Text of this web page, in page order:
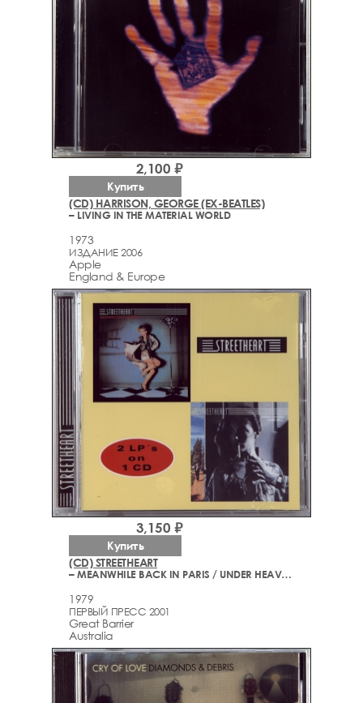
(CD) HARRISON, GEORGE (EX-BEATLES)
– LIVING IN THE MATERIAL WORLD
1973
ИЗДАНИЕ 2006
Apple
England & Europe
2,100 ₽
Купить
(CD) STREETHEART
– MEANWHILE BACK IN PARIS / UNDER HEAVEN OVER HELL (1978-1979)
1979
ПЕРВЫЙ ПРЕСС 2001
Great Barrier
Australia
3,150 ₽
Купить